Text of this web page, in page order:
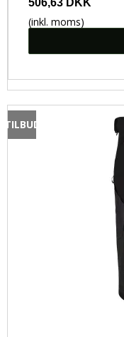
506,63 DKK
(inkl. moms)
TILBUD